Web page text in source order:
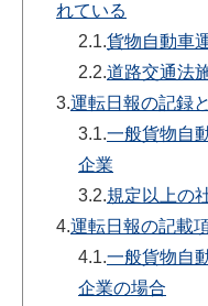
れている
2.1.貨物自動車
2.2.道路交通法
3.運転日報の記録
3.1.一般貨物自
企業
3.2.規定以上の
4.運転日報の記載
4.1.一般貨物自
企業の場合